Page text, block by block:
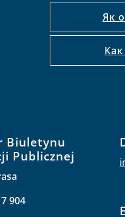
Як
Biuletynu
Publicznej
904